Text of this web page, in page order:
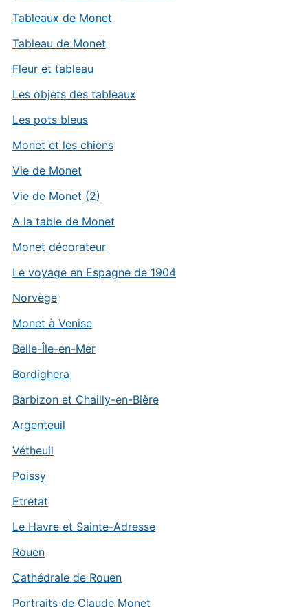
Tableaux de Monet
Tableau de Monet
Fleur et tableau
Les objets des tableaux
Les pots bleus
Monet et les chiens
Vie de Monet
Vie de Monet (2)
A la table de Monet
Monet décorateur
Le voyage en Espagne de 1904
Norvège
Monet à Venise
Belle-Île-en-Mer
Bordighera
Barbizon et Chailly-en-Bière
Argenteuil
Vétheuil
Poissy
Etretat
Le Havre et Sainte-Adresse
Rouen
Cathédrale de Rouen
Portraits de Claude Monet